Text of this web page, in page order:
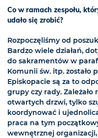
Co w ramach zespołu,
udało się zrobić?
Rozpoczęliśmy od
Bardzo wiele działań,
do sakramentów w
Komunii św. itp. zostało
Episkopacie są za to
grupy czy rady.
otwartych drzwi, tylko
koordynować i
praca na tym
wewnętrznej